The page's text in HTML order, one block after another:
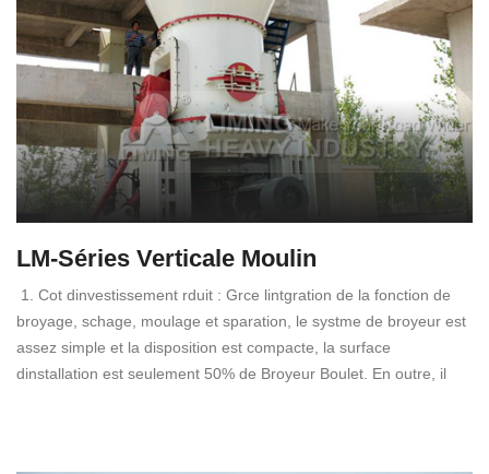
LM-Séries Verticale Moulin
1. Cot dinvestissement rduit : Grce lintgration de la fonction de
broyage, schage, moulage et sparation, le systme de broyeur est
assez simple et la disposition est compacte, la surface
dinstallation est seulement 50% de Broyeur Boulet. En outre, il